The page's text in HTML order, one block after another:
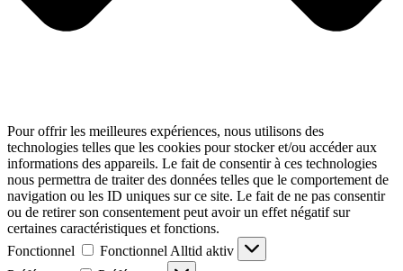
Pour offrir les meilleures expériences, nous utilisons des
technologies telles que les cookies pour stocker et/ou accéder aux
informations des appareils. Le fait de consentir à ces technologies
nous permettra de traiter des données telles que le comportement de
navigation ou les ID uniques sur ce site. Le fait de ne pas consentir
ou de retirer son consentement peut avoir un effet négatif sur
certaines caractéristiques et fonctions.
Fonctionnel
Fonctionnel Alltid aktiv